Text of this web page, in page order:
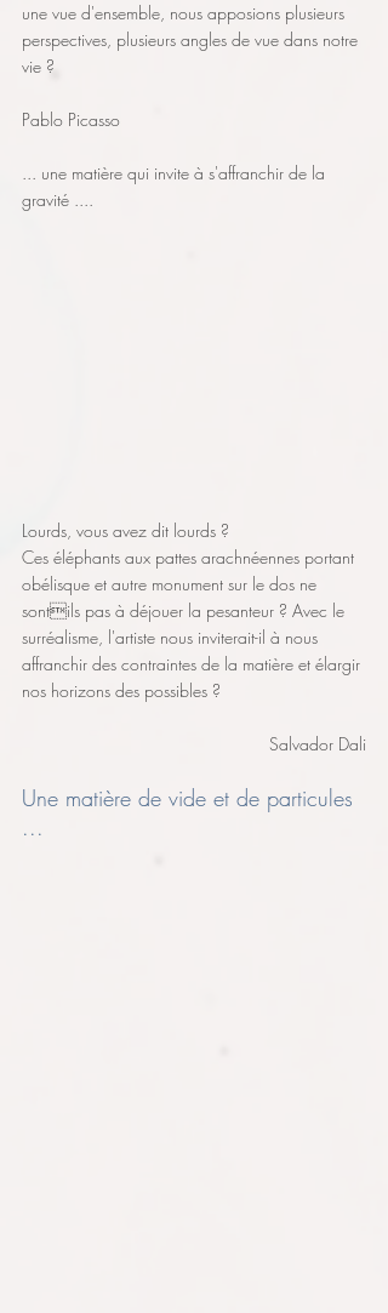
une vue d'ensemble, nous apposions plusieurs
perspectives, plusieurs angles de vue dans notre
vie ?
Pablo Picasso
... une matière qui invite à s'affranchir de la
gravité ....
Lourds, vous avez dit lourds ?
Ces éléphants aux pattes arachnéennes portant
obélisque et autre monument sur le dos ne
sontils pas à déjouer la pesanteur ? Avec le
surréalisme, l'artiste nous inviterait-il à nous
affranchir des contraintes de la matière et élargir
nos horizons des possibles ?
Salvador Dali
Une matière de vide et de particules
...